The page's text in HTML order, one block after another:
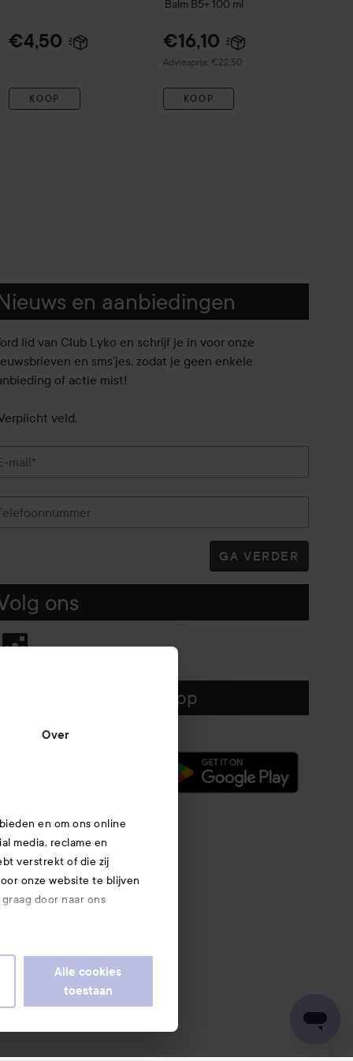
Over
en om ons online
media, reclame en
verstrekt of die zij
onze website te blijven
door naar ons
Alle cookies
toestaan
€4,50
KOOP
Balm B5+ 100 ml
€16,10
Adviesprijs: €22,50
Aanbevolen prijs €22,50
KOOP
en aanbiedingen
lid van Club Lyko en schrijf je in voor onze
en sms'jes, zodat je geen enkele
of actie mist!
veld.
mail*
GA VERDER
ons
Download hier onze app